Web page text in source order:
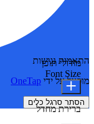
התאמות נגישות
מופעל על ידי OneTap
הסתר סרגל כלים
מודולי תוכן
Font Size
ברירת מחדל